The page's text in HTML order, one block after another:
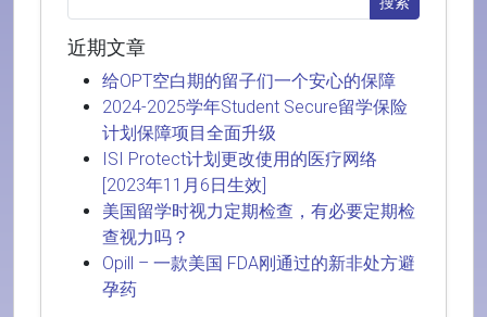
近期文章
给OPT空白期的留子们一个安心的保障
2024-2025学年Student Secure留学保险
计划保障项目全面升级
ISI Protect计划更改使用的医疗网络
[2023年11月6日生效]
美国留学时视力定期检查，有必要定期检
查视力吗？
Opill – 一款美国 FDA刚通过的新非处方避
孕药